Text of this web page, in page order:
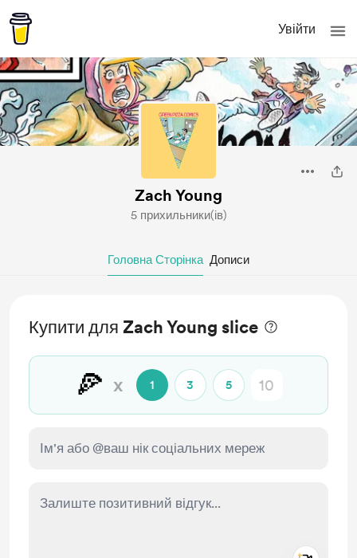
Увійти
Zach Young
5 прихильники(ів)
Головна Сторінка Дописи
Купити для Zach Young slice
🍕 x 1 3 5